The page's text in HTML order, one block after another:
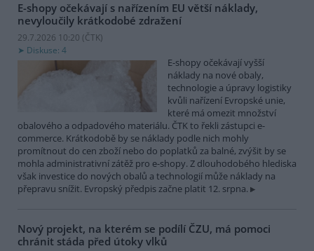
E-shopy očekávají s nařízením EU větší náklady,
nevyloučily krátkodobé zdražení
29.7.2026 10:20 (ČTK)
Diskuse: 4
E-shopy očekávají vyšší
náklady na nové obaly,
technologie a úpravy logistiky
kvůli nařízení Evropské unie,
které má omezit množství
obalového a odpadového materiálu. ČTK to řekli zástupci e-
commerce. Krátkodobě by se náklady podle nich mohly
promítnout do cen zboží nebo do poplatků za balné, zvýšit by se
mohla administrativní zátěž pro e-shopy. Z dlouhodobého hlediska
však investice do nových obalů a technologií může náklady na
přepravu snížit. Evropský předpis začne platit 12. srpna.
Nový projekt, na kterém se podílí ČZU, má pomoci
chránit stáda před útoky vlků